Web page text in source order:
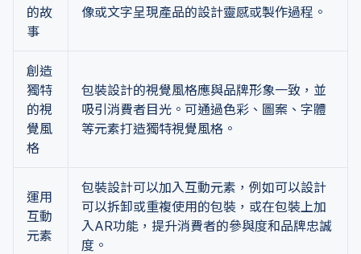
的故
事
像或文字呈現產品的設計靈感或製作過程。
創造
獨特
的視
覺風
格
包裝設計的視覺風格應與品牌形象一致，並
吸引消費者目光。可通過色彩、圖案、字體
等元素打造獨特視覺風格。
運用
互動
元素
包裝設計可以加入互動元素，例如可以設計
可以拆卸或重複使用的包裝，或在包裝上加
入AR功能，提升消費者的參與度和品牌忠誠
度。